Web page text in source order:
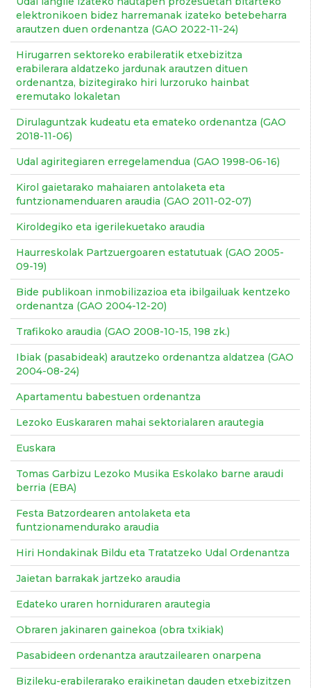
elektronikoen bidez harremanak izateko betebeharra
arautzen duen ordenantza (GAO 2022-11-24)
Hirugarren sektoreko erabileratik etxebizitza
erabilerara aldatzeko jardunak arautzen dituen
ordenantza, bizitegirako hiri lurzoruko hainbat
eremutako lokaletan
Dirulaguntzak kudeatu eta emateko ordenantza (GAO
2018-11-06)
Udal agiritegiaren erregelamendua (GAO 1998-06-16)
Kirol gaietarako mahaiaren antolaketa eta
funtzionamenduaren araudia (GAO 2011-02-07)
Kiroldegiko eta igerilekuetako araudia
Haurreskolak Partzuergoaren estatutuak (GAO 2005-
09-19)
Bide publikoan inmobilizazioa eta ibilgailuak kentzeko
ordenantza (GAO 2004-12-20)
Trafikoko araudia (GAO 2008-10-15, 198 zk.)
Ibiak (pasabideak) arautzeko ordenantza aldatzea (GAO
2004-08-24)
Apartamentu babestuen ordenantza
Lezoko Euskararen mahai sektorialaren arautegia
Euskara
Tomas Garbizu Lezoko Musika Eskolako barne araudi
berria (EBA)
Festa Batzordearen antolaketa eta
funtzionamendurako araudia
Hiri Hondakinak Bildu eta Tratatzeko Udal Ordenantza
Jaietan barrakak jartzeko araudia
Edateko uraren horniduraren arautegia
Obraren jakinaren gainekoa (obra txikiak)
Pasabideen ordenantza arautzailearen onarpena
Bizileku-erabilerarako eraikinetan dauden etxebizitzen